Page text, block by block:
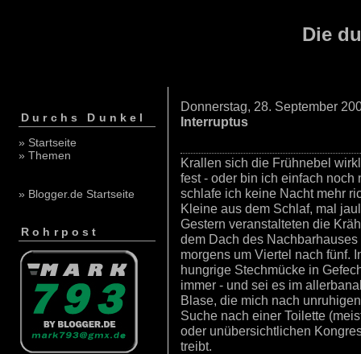
Die
Durchs Dunkel
» Startseite
» Themen
» Blogger.de Startseite
Rohrpost
Donnerstag, 28. September
Interruptus
Krallen sich die Frühnebel
fest - oder bin ich einfach
schlafe ich keine Nacht mehr
Kleine aus dem Schlaf, mal
Gestern veranstalteten die
dem Dach des
morgens um Viertel nach fünf.
hungrige Stechmücke in
immer - und sei es im
Blase, die mich nach
Suche nach einer Toilette
oder unübersichtlichen
treibt.